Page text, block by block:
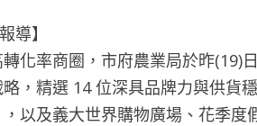
導】
化率商圈，市府農業局於昨(19)
，精選 14 位深具品牌力與供貨
以及義大世界購物廣場、花季